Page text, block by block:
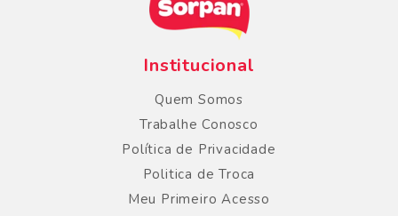
Institucional
Quem Somos
Trabalhe Conosco
Política de Privacidade
Politica de Troca
Meu Primeiro Acesso